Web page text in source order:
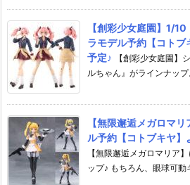
【創彩少女庭園】1/
ラモデル予約【コト
予定♪
【創彩少女庭園】
ルちゃん』がラインナップ
【無限邂逅メガロマ
ル予約【コトブキヤ
【無限邂逅メガロマリア
ップ♪ もちろん、眼球可動